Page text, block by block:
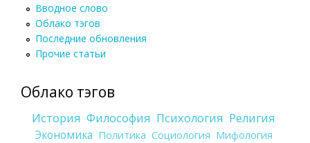
Вводное слово
Облако тэгов
Последние обновления
Прочие статьи
Облако тэгов
История Философия Психология Религия
Экономика Политика Социология Мифология